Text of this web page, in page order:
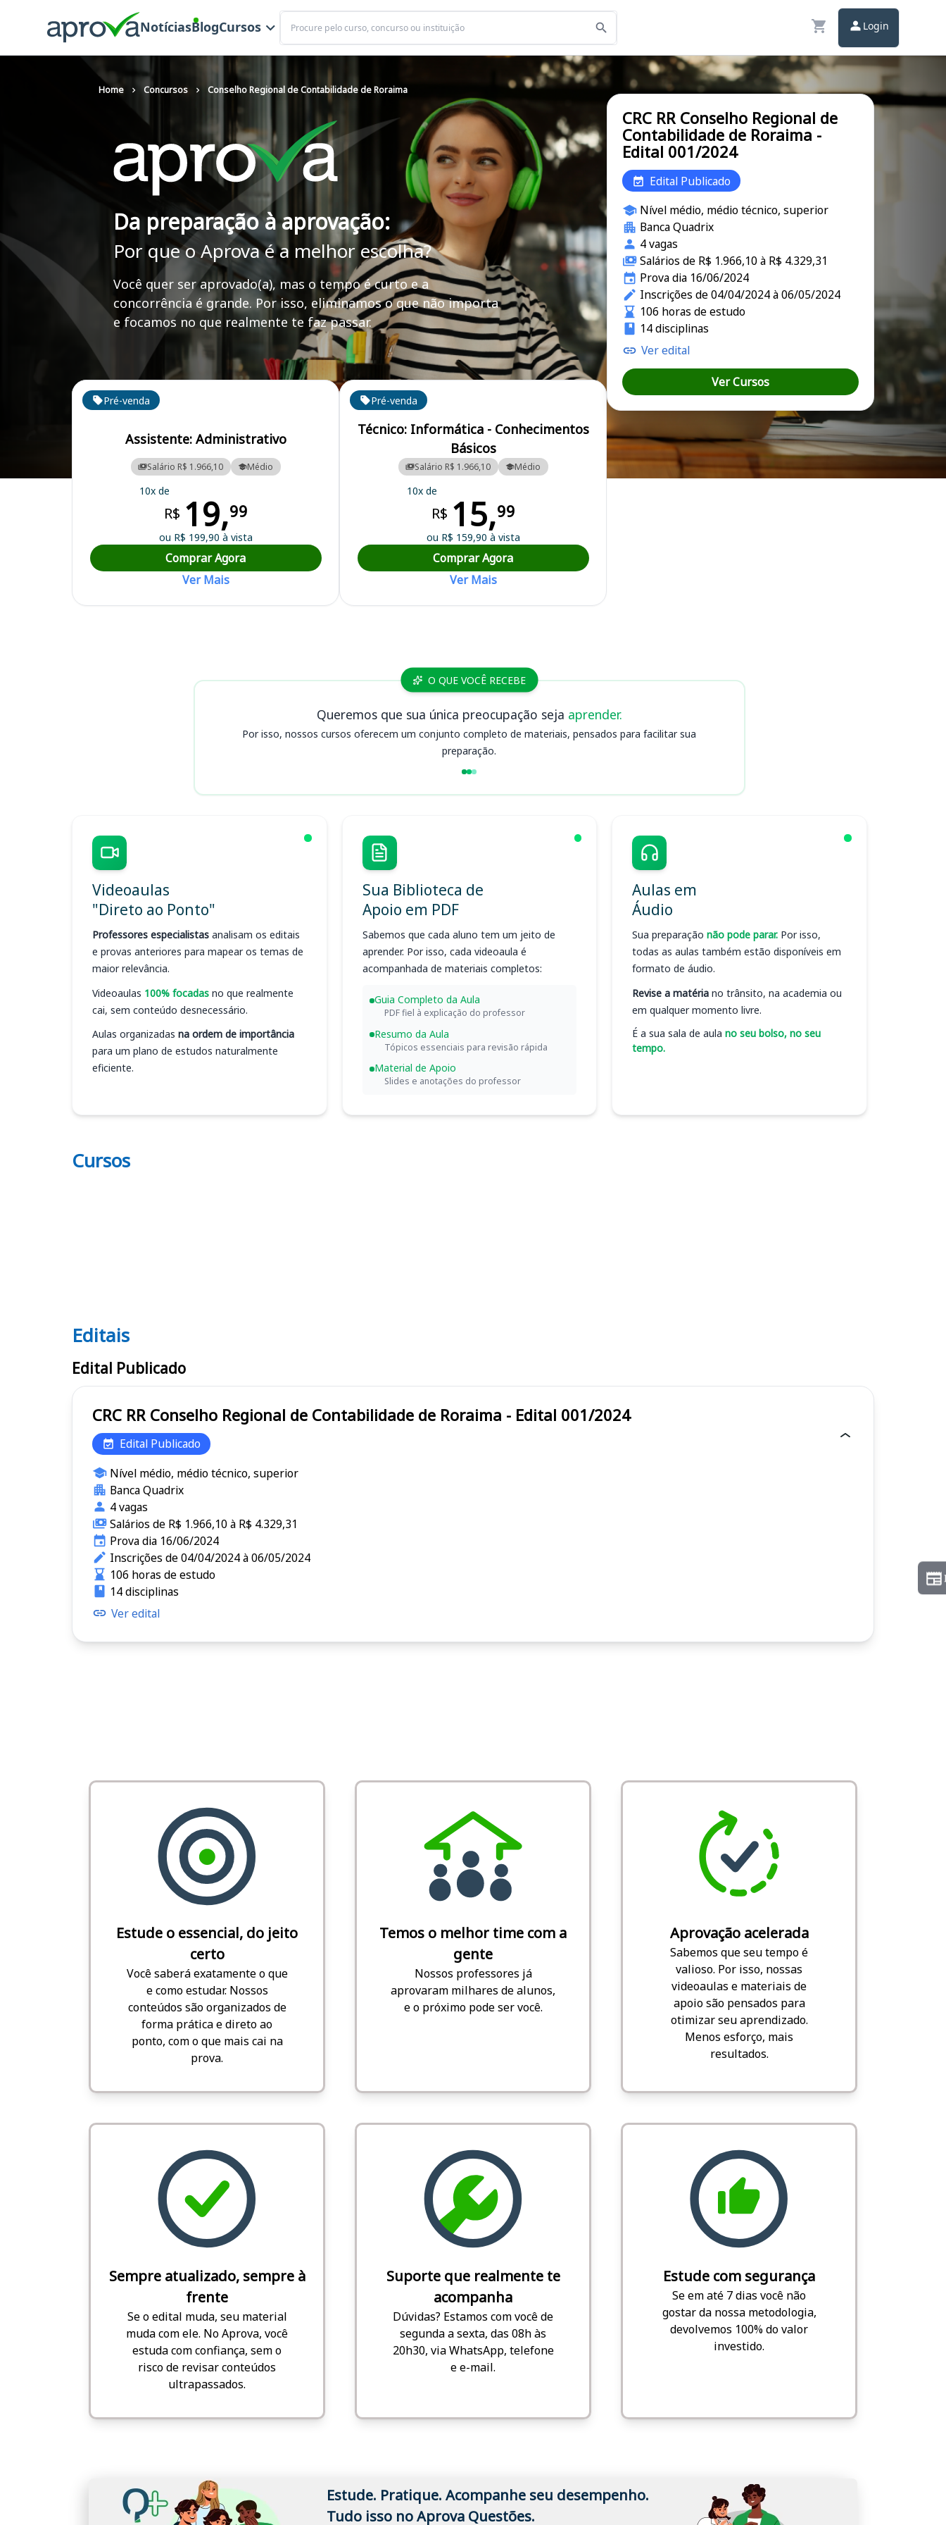
NotíciasBlogCursos
Buscar
Login
Home Concursos Conselho Regional de Contabilidade de Roraima
Da preparação à aprovação:
Por que o Aprova é a melhor escolha?
Você quer ser aprovado(a), mas o tempo é curto e a
concorrência é grande. Por isso, eliminamos o que não importa
e focamos no que realmente te faz passar.
Curso Preparatório para o Concurso CRC RR - Conselho Regional de Contabilidade de Roraima
Cursos em destaque para passar no concurso CRC RR
Pré-venda
Assistente: Administrativo
Salário R$ 1.966,10 Médio
10x de
R$ 19,99
ou R$ 199,90 à vista
Comprar Agora
Ver Mais
Pré-venda
Técnico: Informática - Conhecimentos
Básicos
Salário R$ 1.966,10 Médio
10x de
R$ 15,99
ou R$ 159,90 à vista
Comprar Agora
Ver Mais
CRC RR Conselho Regional de
Contabilidade de Roraima -
Edital 001/2024
Edital Publicado
Nível médio, médio técnico, superior
Banca Quadrix
4 vagas
Salários de R$ 1.966,10 à R$ 4.329,31
Prova dia 16/06/2024
Inscrições de 04/04/2024 à 06/05/2024
106 horas de estudo
14 disciplinas
Ver edital
Ver Cursos
Cursos CRC RR O QUE VOCÊ RECEBE
Queremos que sua única preocupação seja aprender.
Por isso, nossos cursos oferecem um conjunto completo de materiais, pensados para facilitar sua
preparação.
Videoaulas
"Direto ao Ponto"
Professores especialistas analisam os editais
e provas anteriores para mapear os temas de
maior relevância.
Videoaulas 100% focadas no que realmente
cai, sem conteúdo desnecessário.
Aulas organizadas na ordem de importância
para um plano de estudos naturalmente
eficiente.
Sua Biblioteca de
Apoio em PDF
Sabemos que cada aluno tem um jeito de
aprender. Por isso, cada videoaula é
acompanhada de materiais completos:
Guia Completo da Aula
PDF fiel à explicação do professor
Resumo da Aula
Tópicos essenciais para revisão rápida
Material de Apoio
Slides e anotações do professor
Aulas em
Áudio
Sua preparação não pode parar. Por isso,
todas as aulas também estão disponíveis em
formato de áudio.
Revise a matéria no trânsito, na academia ou
em qualquer momento livre.
É a sua sala de aula no seu bolso, no seu
tempo.
Cursos
Editais CRC RR
Editais
Edital Publicado
CRC RR Conselho Regional de Contabilidade de Roraima - Edital 001/2024
Edital Publicado
Nível médio, médio técnico, superior
Banca Quadrix
4 vagas
Salários de R$ 1.966,10 à R$ 4.329,31
Prova dia 16/06/2024
Inscrições de 04/04/2024 à 06/05/2024
106 horas de estudo
14 disciplinas
Ver edital
Estude o essencial, do jeito
certo
Você saberá exatamente o que
e como estudar. Nossos
conteúdos são organizados de
forma prática e direto ao
ponto, com o que mais cai na
prova.
Temos o melhor time com a
gente
Nossos professores já
aprovaram milhares de alunos,
e o próximo pode ser você.
Aprovação acelerada
Sabemos que seu tempo é
valioso. Por isso, nossas
videoaulas e materiais de
apoio são pensados para
otimizar seu aprendizado.
Menos esforço, mais
resultados.
Sempre atualizado, sempre à
frente
Se o edital muda, seu material
muda com ele. No Aprova, você
estuda com confiança, sem o
risco de revisar conteúdos
ultrapassados.
Suporte que realmente te
acompanha
Dúvidas? Estamos com você de
segunda a sexta, das 08h às
20h30, via WhatsApp, telefone
e e-mail.
Estude com segurança
Se em até 7 dias você não
gostar da nossa metodologia,
devolvemos 100% do valor
investido.
Estude. Pratique. Acompanhe seu desempenho.
Tudo isso no Aprova Questões.